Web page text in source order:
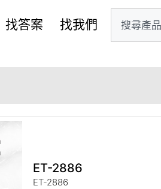
找答案 找我們
ET-2886
ET-2886